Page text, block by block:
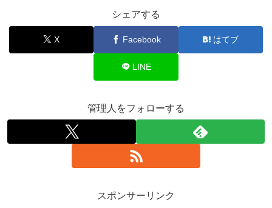
シェアする
X Facebook はてブ
LINE
管理人をフォローする
スポンサーリンク